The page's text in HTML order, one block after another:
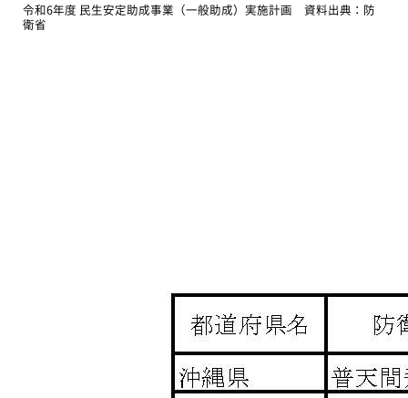
令和6年度 民生安定助成事業（一般助成）実施計画 資料出典：防
衛省